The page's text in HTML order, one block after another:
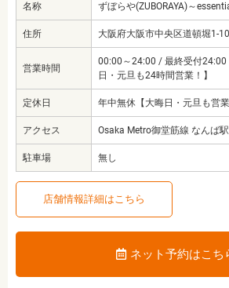
名称 ずぼらや(ZUBORAYA)～
住所 大阪府大阪市中央区道頓堀1-
営業時間
00:00～24:00 / 最終受付
日・元旦も24時間営業！】
定休日 年中無休【大晦日・元旦も営業!
アクセス Osaka Metro御堂筋線 なんば
駐車場 無し
店舗情報詳細はこちら
ネット予約はこち